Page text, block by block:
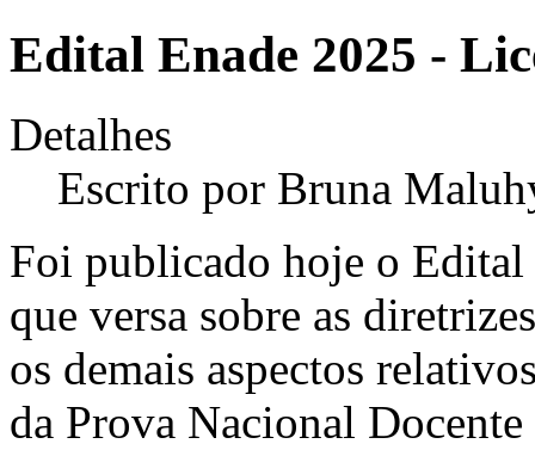
Edital Enade 2025 -
Detalhes
Escrito por Bruna
Foi publicado hoje o Edital
que versa sobre as
os demais aspectos
da Prova Nacional